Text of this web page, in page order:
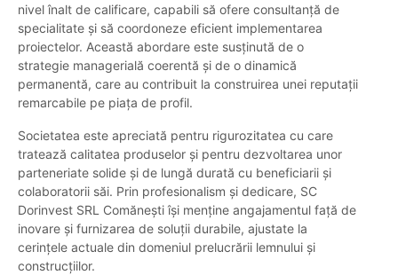
nivel înalt de calificare, capabili să ofere consultanță de
specialitate și să coordoneze eficient implementarea
proiectelor. Această abordare este susținută de o
strategie managerială coerentă și de o dinamică
permanentă, care au contribuit la construirea unei reputații
remarcabile pe piața de profil.
Societatea este apreciată pentru rigurozitatea cu care
tratează calitatea produselor și pentru dezvoltarea unor
parteneriate solide și de lungă durată cu beneficiarii și
colaboratorii săi. Prin profesionalism și dedicare, SC
Dorinvest SRL Comănești își menține angajamentul față de
inovare și furnizarea de soluții durabile, ajustate la
cerințele actuale din domeniul prelucrării lemnului și
construcțiilor.